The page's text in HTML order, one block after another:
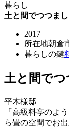
暮らし
土と間でつつま
2017
所在地朝倉
暮らしの鍵
土と間で
平木様邸
『高級料亭のよ
ら畳の空間でお